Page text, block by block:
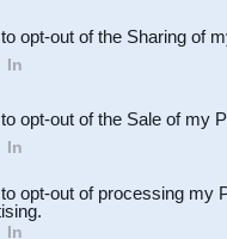
Participants
opt-out of the Sharing of
In
opt-out of the Sale of my
In
opt-out of processing my
In